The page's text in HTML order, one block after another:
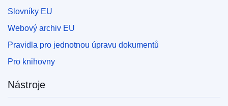
Slovníky EU
Webový archiv EU
Pravidla pro jednotnou úpravu dokumentů
Pro knihovny
Nástroje